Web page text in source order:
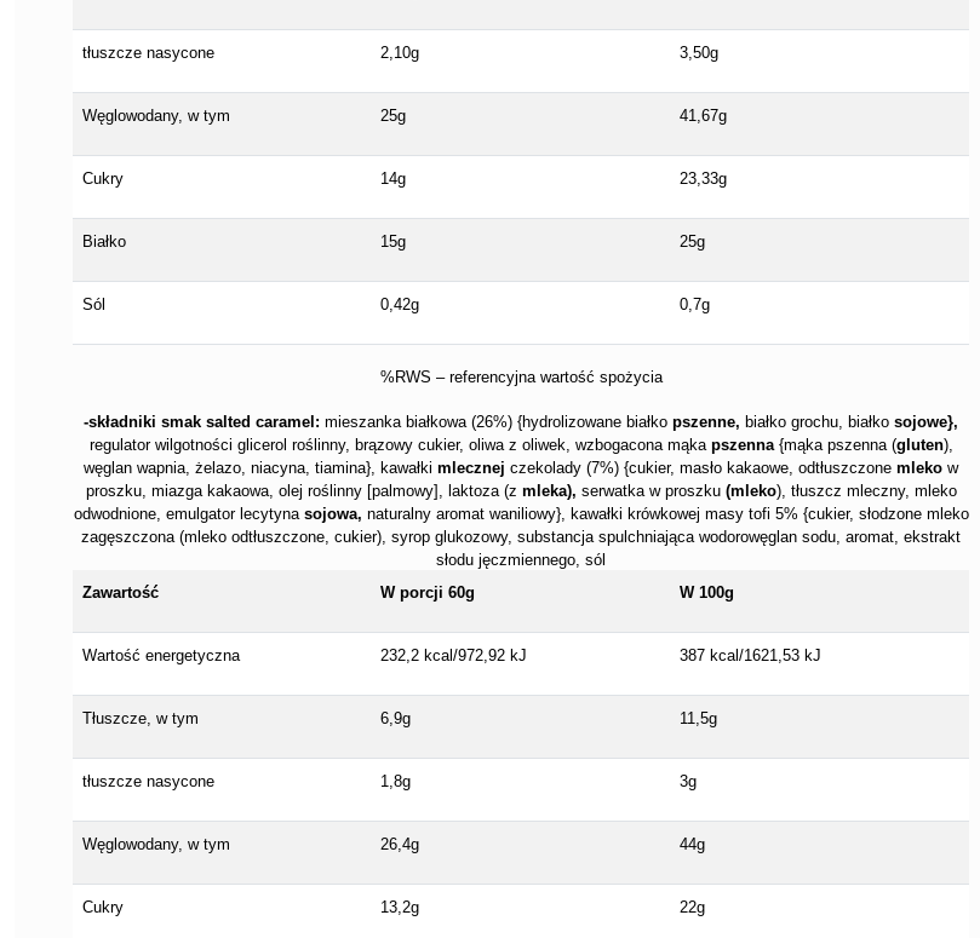
tłuszcze nasycone 2,10g 3,50g
Węglowodany, w tym 25g 41,67g
Cukry 14g 23,33g
Białko 15g 25g
Sól 0,42g 0,7g
%RWS – referencyjna wartość spożycia
-składniki smak salted caramel: mieszanka białkowa (26%) {hydrolizowane białko pszenne, białko grochu, białko sojowe},
regulator wilgotności glicerol roślinny, brązowy cukier, oliwa z oliwek, wzbogacona mąka pszenna{mąka pszenna (gluten),
węglan wapnia, żelazo, niacyna, tiamina}, kawałki mlecznej czekolady (7%) {cukier, masło kakaowe, odtłuszczone mleko w
proszku, miazga kakaowa, olej roślinny [palmowy], laktoza (z mleka), serwatka w proszku (mleko), tłuszcz mleczny, mleko
odwodnione, emulgator lecytyna sojowa, naturalny aromat waniliowy}, kawałki krówkowej masy tofi 5% {cukier, słodzone mleko
zagęszczona (mleko odtłuszczone, cukier), syrop glukozowy, substancja spulchniająca wodorowęglan sodu, aromat, ekstrakt
słodu jęczmiennego, sól
Zawartość
W porcji 60g W 100g
Wartość energetyczna 232,2 kcal/972,92 kJ 387 kcal/1621,53 kJ
Tłuszcze, w tym 6,9g 11,5g
tłuszcze nasycone 1,8g 3g
Węglowodany, w tym 26,4g 44g
Cukry 13,2g 22g